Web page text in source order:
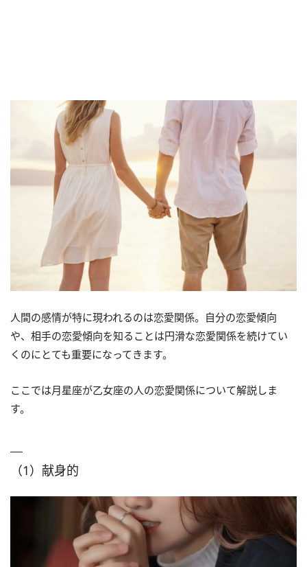
人間の感情が特に現われるのは恋愛関係。自分の恋愛傾向
や、相手の恋愛傾向を知ることは円滑な恋愛関係を続けてい
くのにとても重要になってきます。
ここでは月星座が乙女座の人の恋愛関係について解説しま
す。
（1）献身的